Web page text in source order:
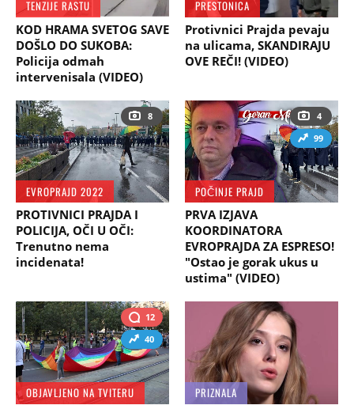
TENZIJE RASTU
KOD HRAMA SVETOG SAVE
DOŠLO DO SUKOBA:
Policija odmah
intervenisala (VIDEO)
PRESTONICA
Protivnici Prajda pevaju
na ulicama, SKANDIRAJU
OVE REČI! (VIDEO)
8
EVROPRAJD 2022
PROTIVNICI PRAJDA I
POLICIJA, OČI U OČI:
Trenutno nema
incidenata!
4
99
POČINJE PRAJD
PRVA IZJAVA
KOORDINATORA
EVROPRAJDA ZA ESPRESO!
"Ostao je gorak ukus u
ustima" (VIDEO)
12
40
OBJAVLJENO NA TVITERU
PRIZNALA